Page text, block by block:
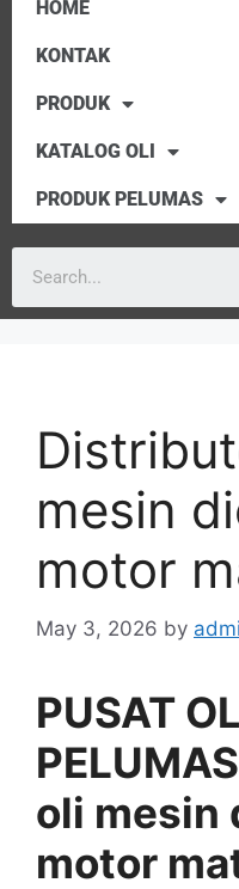
HOME
KONTAK
PRODUK
KATALOG OLI
PRODUK PELUMAS
mesin
motor
May 3, 2026 by
PUSAT
oli mesin
motor